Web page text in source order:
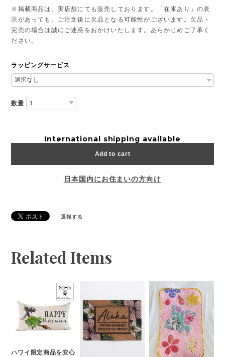
※掲載商品は、実店舗にても販売しております。「在庫あり」の表
示があっても、ご注文後に欠品となる可能性がございます。欠品・
完売の場合は誠にご迷惑をおかけいたします。あらかじめご了承く
ださい。
ラッピングサービス
数量
International shipping available
Add to cart
日本国内にお住まいの方向け
通報する
Related Items
ハワイ限定商品を安心